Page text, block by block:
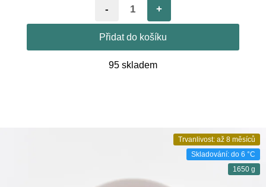
- +
Přidat do košíku
95 skladem
Trvanlivost: až 8 měsíců
Skladování: do 6 °C
1650 g